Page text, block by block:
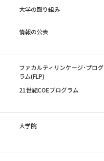
大学の取り組み
情報の公表
ファカルティリンケージ･プログ
ラム(FLP)
21世紀COEプログラム
大学院